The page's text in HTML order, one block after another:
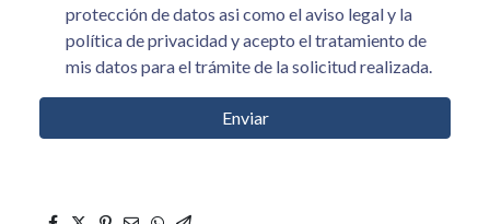
protección de datos asi como el aviso legal y la
política de privacidad y acepto el tratamiento de
mis datos para el trámite de la solicitud realizada.
Enviar